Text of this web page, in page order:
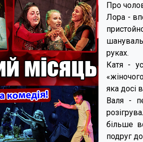
Про
Лора -
руках.
Катя -
яка досі
Валя -
більше
подруг